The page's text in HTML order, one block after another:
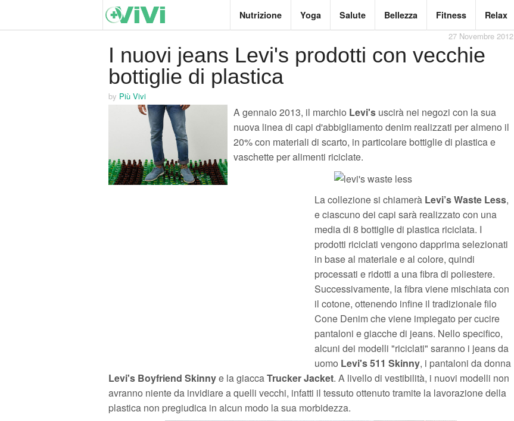
Nutrizione Yoga Salute Bellezza Fitness Relax
27 Novembre 2012
I nuovi jeans Levi's prodotti con vecchie
bottiglie di plastica
by Più Vivi
A gennaio 2013, il marchio Levi'suscirà nei negozi con la sua
nuova linea di capi d'abbigliamento denim realizzati per almeno il
20% con materiali di scarto, in particolare bottiglie di plastica e
vaschette per alimenti riciclate.
La collezione si chiamerà Levi’s Waste Less,
e ciascuno dei capi sarà realizzato con una
media di 8 bottiglie di plastica riciclata. I
prodotti riciclati vengono dapprima selezionati
in base al materiale e al colore, quindi
processati e ridotti a una fibra di poliestere.
Successivamente, la fibra viene mischiata con
il cotone, ottenendo infine il tradizionale filo
Cone Denim che viene impiegato per cucire
pantaloni e giacche di jeans. Nello specifico,
alcuni dei modelli "riciclati" saranno i jeans da
uomo Levi's 511 Skinny, i pantaloni da donna
Levi's Boyfriend Skinnye la giaccaTrucker Jacket. A livello di vestibilità, i nuovi modelli non
avranno niente da invidiare a quelli vecchi, infatti il tessuto ottenuto tramite la lavorazione della
plastica non pregiudica in alcun modo la sua morbidezza.